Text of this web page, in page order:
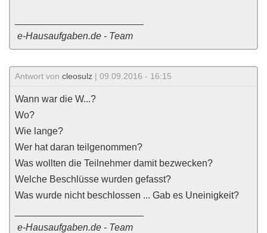
e-Hausaufgaben.de - Team
Antwort von cleosulz | 09.09.2016 - 16:15
Wann war die W...?
Wo?
Wie lange?
Wer hat daran teilgenommen?
Was wollten die Teilnehmer damit bezwecken?
Welche Beschlüsse wurden gefasst?
Was wurde nicht beschlossen ... Gab es Uneinigkeit?
e-Hausaufgaben.de - Team